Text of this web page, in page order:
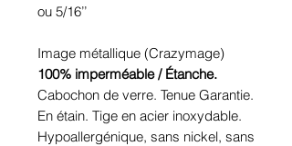
ou 5/16’’
Image métallique (Crazymage)
100% imperméable / Étanche.
Cabochon de verre. Tenue Garantie.
En étain. Tige en acier inoxydable.
Hypoallergénique, sans nickel, sans